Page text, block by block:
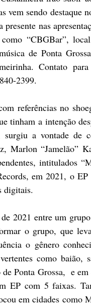
vem sendo destaque
nas
“CBGBar”,
de Ponta
Contato
2399.
referências no
tinham a intenção
a vontade de
Marlon “Jamelão”
intitulados
em 2021, o
digitais.
2021 entre um
o grupo, que
o gênero
como baião,
Ponta Grossa,  e
EP com 5 faixas.
em cidades como